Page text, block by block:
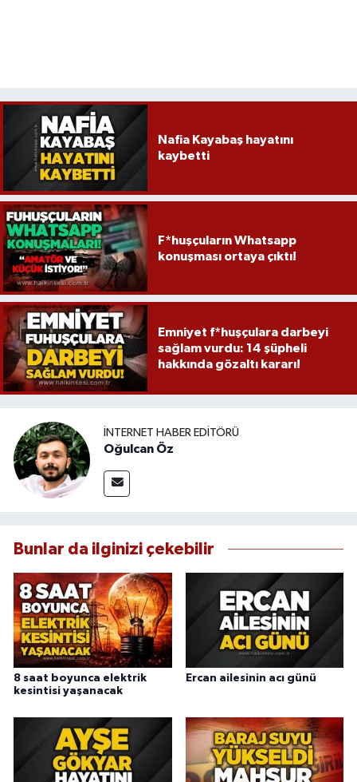
Nafia Kayabaş hayatını
kaybetti
F*huşçuların Whatsapp
konuşması ortaya çıktı!
Emniyet f*huşçulara darbeyi
sağlam vurdu: 14 şüpheli
hakkında gözaltı kararı!
İNTERNET HABER EDITÖRÜ
Oğulcan Öz
Bunlar da ilginizi çekebilir
8 saat boyunca elektrik
kesintisi yaşanacak
Ercan ailesinin acı günü